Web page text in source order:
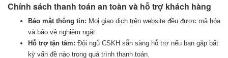
Chính sách thanh toán an toàn và hỗ trợ khách hàng
Bảo mật thông tin: Mọi giao dịch trên website đều được mã hóa
và bảo vệ nghiêm ngặt.
Hỗ trợ tận tâm: Đội ngũ CSKH sẵn sàng hỗ trợ nếu bạn gặp bất
kỳ vấn đề nào trong quá trình thanh toán.